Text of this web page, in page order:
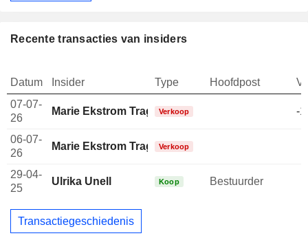
Recente transacties van insiders
Datum Insider Type Hoofdpost
07-07-
26
Marie Ekstrom Tragardh
Verkoop -
06-07-
26
Marie Ekstrom Tragardh
Verkoop
29-04-
25
Ulrika Unell Koop Bestuurder
Transactiegeschiedenis